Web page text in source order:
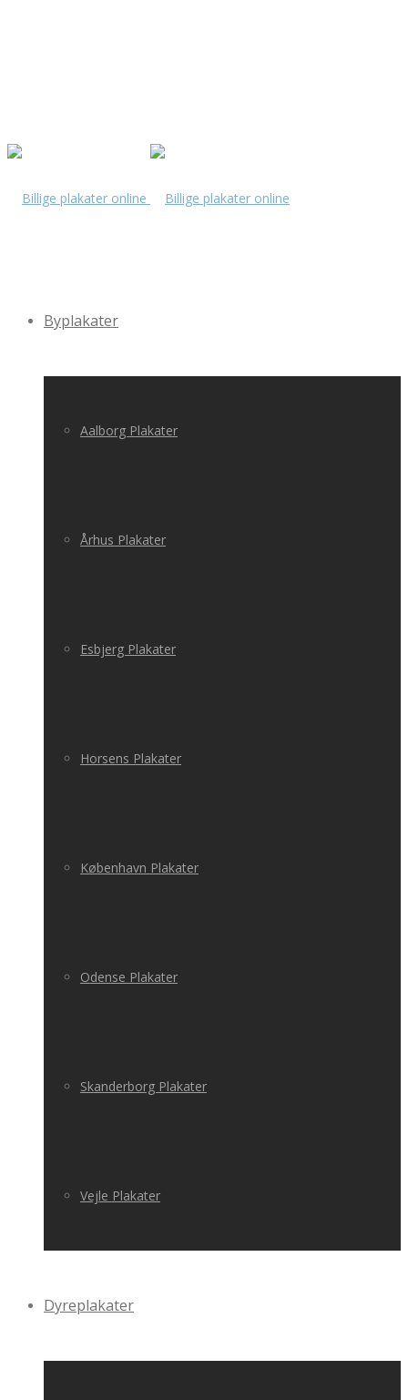
Byplakater
Aalborg Plakater
Århus Plakater
Esbjerg Plakater
Horsens Plakater
København Plakater
Odense Plakater
Skanderborg Plakater
Vejle Plakater
Dyreplakater